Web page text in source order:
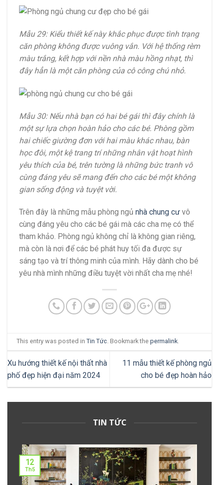
Mẫu 29: Kiểu thiết kế này khắc phục được tình trạng
căn phòng không được vuông vắn. Với hệ thống rèm
màu trắng, kết hợp với nền nhà màu hồng nhạt, thì
đây hẳn là một căn phòng của cô công chú nhỏ.
Mẫu 30: Nếu nhà bạn có hai bé gái thì đây chính là
một sự lựa chọn hoàn hảo cho các bé. Phòng gồm
hai chiếc giường đơn với hai màu khác nhau, bàn
học đôi, một kệ trang trí những nhân vật hoạt hình
yêu thích của bé, trên tường là những bức tranh vô
cùng đáng yêu sẽ mang đến cho các bé một không
gian sống động và tuyệt vời.
Trên đây là những mẫu phòng ngủ nhà chung cư vô
cùng đáng yêu cho các bé gái​ mà các cha mẹ có thể
tham khảo. Phòng ngủ không chỉ là không gian riêng,
mà còn là nơi để các bé phát huy tối đa được sự
sáng tạo và trí thông minh của mình. Hãy dành cho bé
yêu nhà mình những điều tuyệt vời nhất cha mẹ nhé!
This entry was posted inTin Tức . Bookmark thepermalink
Xu hướng thiết kế nội thất nhà
phố đẹp hiện đại năm 2024
11 mẫu thiết kế phòng ngủ
cho bé đẹp hoàn hảo
TIN TỨC
12
Th5